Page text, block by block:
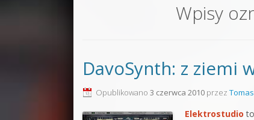
Wpisy
DavoSynth: z ziemi
Opublikowano 3 czerwca 2010 przez
Elektrostudio